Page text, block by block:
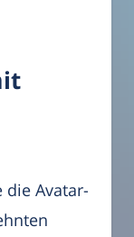
die Avatar-